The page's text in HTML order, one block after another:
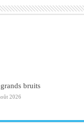
bruits
2026